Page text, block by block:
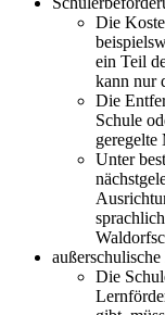
Die
ein Teil
kann nur
Die
Schule
geregelte
Unter
Die